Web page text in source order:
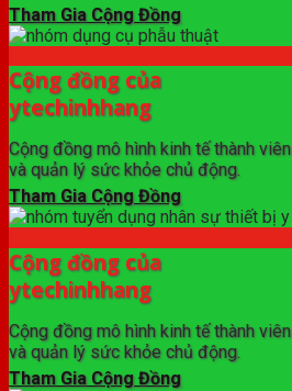
Tham Gia Cộng Đồng
Cộng đồng của
ytechinhhang
Cộng đồng mô hình kinh tế thành viên
và quản lý sức khỏe chủ động.
Tham Gia Cộng Đồng
Cộng đồng của
ytechinhhang
Cộng đồng mô hình kinh tế thành viên
và quản lý sức khỏe chủ động.
Tham Gia Cộng Đồng